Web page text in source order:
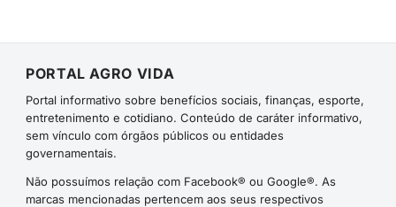
PORTAL AGRO VIDA
Portal informativo sobre benefícios sociais, finanças, esporte,
entretenimento e cotidiano. Conteúdo de caráter informativo,
sem vínculo com órgãos públicos ou entidades
governamentais.
Não possuímos relação com Facebook® ou Google®. As
marcas mencionadas pertencem aos seus respectivos